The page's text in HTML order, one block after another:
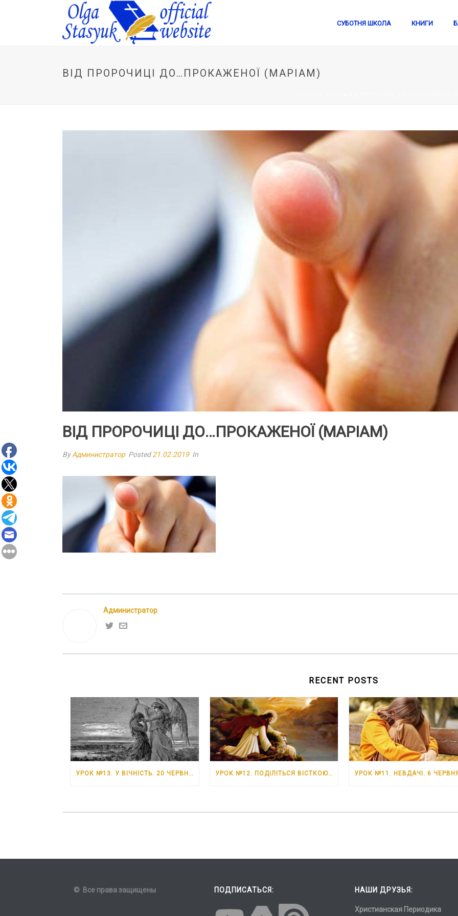
СУБОТНЯ ШКОЛА КНИГИ
ВІД ПРОРОЧИЦІ ДО…ПРОКАЖЕНОЇ (МАРІАМ)
ВІД ПРОРОЧИЦІ ДО…ПРОКАЖЕНОЇ (МАРІАМ)
ByАдминистратор Posted21.02.2019 In
Администратор
RECENT POSTS
УРОК №13. У ВІЧНІСТЬ. 20 ЧЕРВНЯ – 26 ЧЕРВНЯ 2026 РОКУ УРОК №12. ПОДІЛІТЬСЯ ВІСТКОЮ ПРО ІСУСА. 13 ЧЕРВНЯ – 19 ЧЕРВНЯ 2026 РОКУ
© Все права защищены ПОДПИСАТЬСЯ: НАШИ ДРУЗЬЯ:
Христианская Периодика